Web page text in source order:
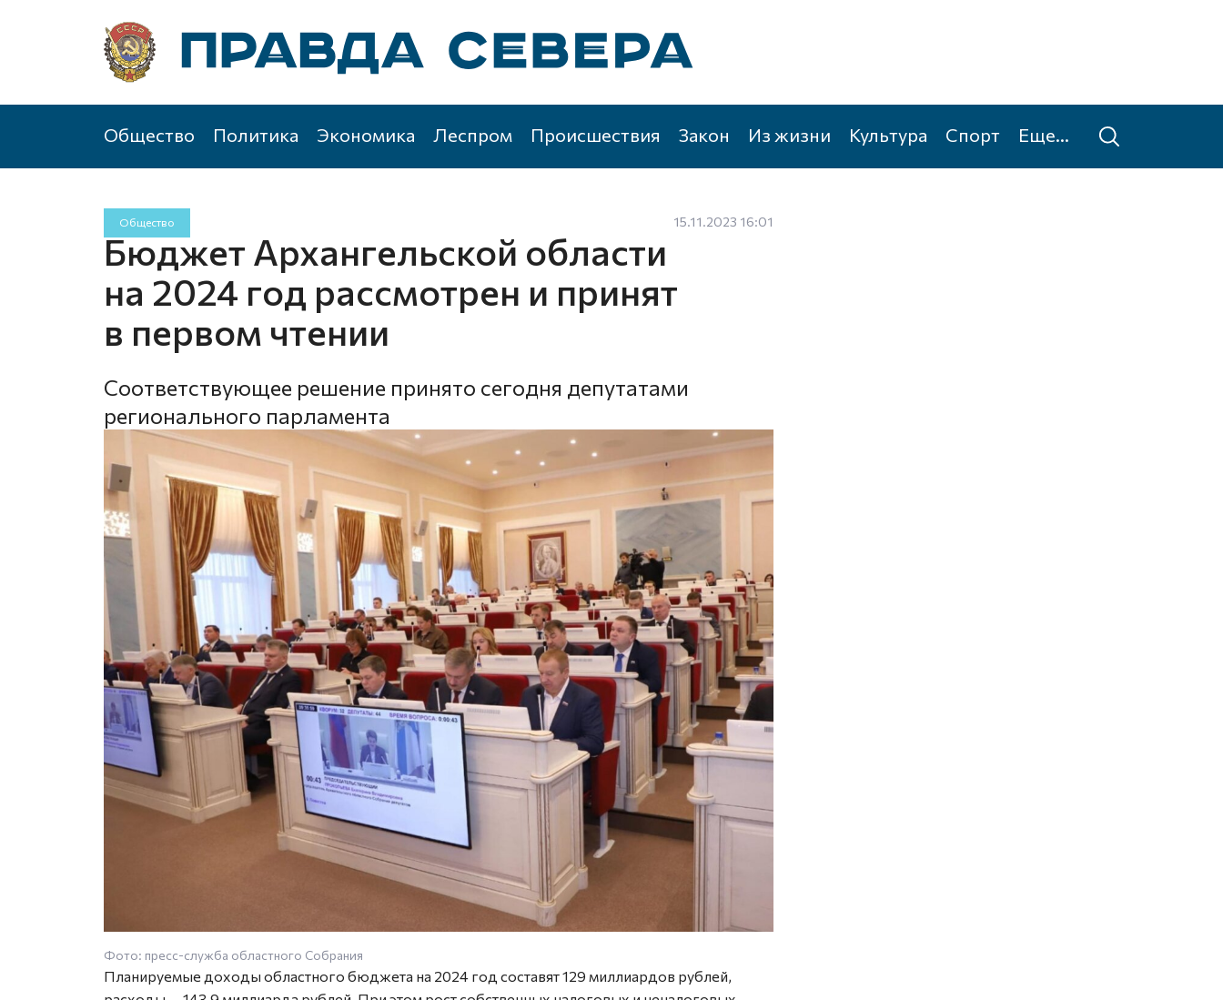
Общество Политика Экономика Леспром Происшествия Закон Из жизни Культура Спорт Еще...
Общество 15.11.2023 16:01
Бюджет Архангельской области
на 2024 год рассмотрен и принят
в первом чтении
Соответствующее решение принято сегодня депутатами
регионального парламента
Фото: пресс-служба областного Собрания
Планируемые доходы областного бюджета на 2024 год составят 129 миллиардов рублей,